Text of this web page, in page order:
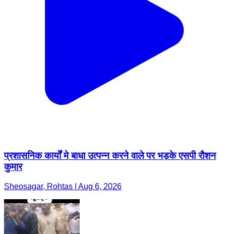
प्रशासनिक कार्यों मे बाधा उत्पन्न करने वाले पर भड़के एसपी रौशन
कुमार
Sheosagar, Rohtas | Aug 6, 2026